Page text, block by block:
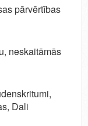
pārvērtības
neskaitāmās
Dali